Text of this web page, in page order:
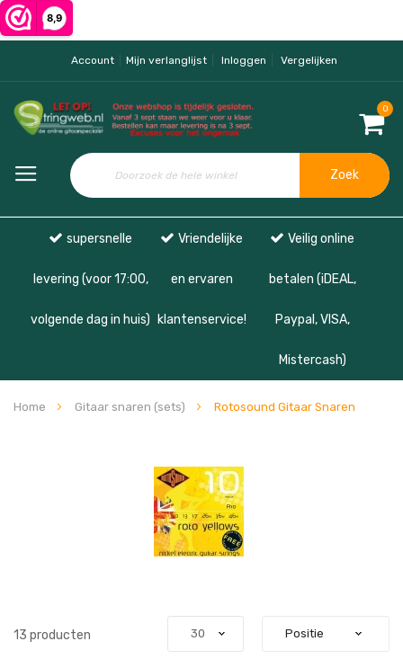
Account Mijn verlanglijst Inloggen Vergelijken
0
Zoek
supersnelle
levering (voor 17:00,
volgende dag in huis)
Vriendelijke
en ervaren
klantenservice!
Veilig online
betalen (iDEAL,
Paypal, VISA,
Mistercash)
Home Gitaar snaren (sets) Rotosound Gitaar Snaren
13 producten